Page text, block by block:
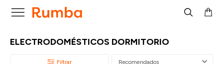

ELECTRODOMÉSTICOS DORMITORIO
Recomendados